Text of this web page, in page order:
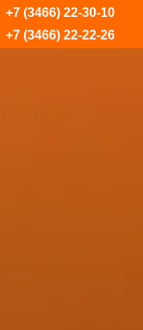
+7 (3466) 22-30-10
+7 (3466) 22-22-26